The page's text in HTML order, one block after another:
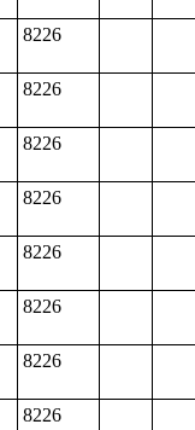
8226
8226
8226
8226
8226
8226
8226
8226